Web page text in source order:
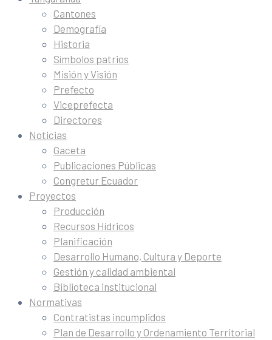
Cantones
Demografía
Historia
Símbolos patrios
Misión y Visión
Prefecto
Viceprefecta
Directores
Noticias
Gaceta
Publicaciones Públicas
Congretur Ecuador
Proyectos
Producción
Recursos Hídricos
Planificación
Desarrollo Humano, Cultura y Deporte
Gestión y calidad ambiental
Biblioteca institucional
Normativas
Contratistas incumplidos
Plan de Desarrollo y Ordenamiento Territorial